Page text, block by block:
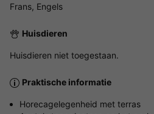
Frans, Engels
Huisdieren
Huisdieren niet toegestaan.
Praktische informatie
Horecagelegenheid met terras